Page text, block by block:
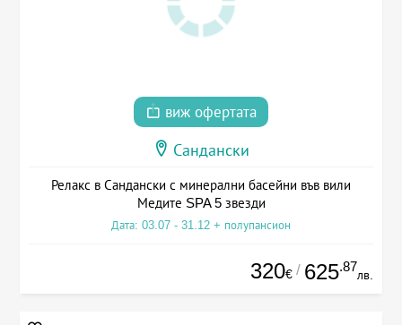
виж офертата
Сандански
Релакс в Сандански с минерални басейни във вили
Медите SPA 5 звезди
Дата: 03.07 - 31.12 + полупансион
320€ / 625.87
лв.